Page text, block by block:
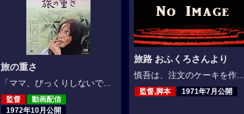
旅の重さ
「ママ、びっくりしないで...
監督
動画配信
1972年10月公開
旅路 おふくろさんより
慎吾は、注文のケーキを作...
監督,脚本 1971年7月公開